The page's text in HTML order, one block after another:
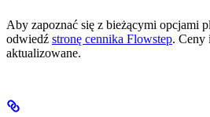
Aby zapoznać się z bieżącymi opcjami
odwiedź stronę cennika Flowstep. Ceny
aktualizowane.